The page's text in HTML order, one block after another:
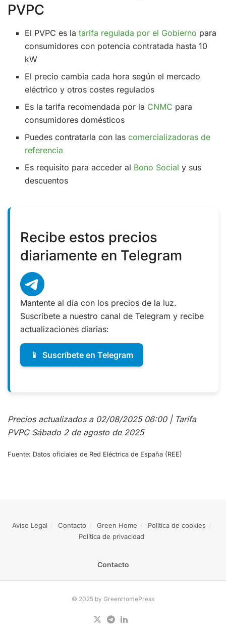
PVPC
El PVPC es latarifa regulada por el Gobierno para
consumidores con potencia contratada hasta 10
kW
El precio cambia cada hora según el mercado
eléctrico y otros costes regulados
Es la tarifa recomendada por la CNMC para
consumidores domésticos
Puedes contratarla con lascomercializadoras de
referencia
Es requisito para acceder al Bono Social y sus
descuentos
Recibe estos precios
diariamente en Telegram
Mantente al día con los precios de la luz.
Suscríbete a nuestro canal de Telegram y recibe
actualizaciones diarias:
📱 Suscríbete en Telegram
Precios actualizados a 02/08/2025 06:00 | Tarifa
PVPC Sábado 2 de agosto de 2025
Fuente: Datos oficiales de Red Eléctrica de España (REE)
Aviso Legal Contacto Green Home
Política de cookies
Política de privacidad
Contacto
© 2025 by GreenHomePress